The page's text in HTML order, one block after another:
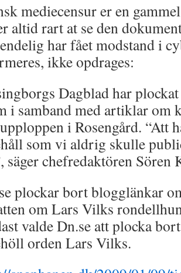
mediecensur er en
altid rart at se den
har fået modstand i
ikke opdrages:
Dagblad har
i samband med artiklar om
i Rosengård. “Att
som vi aldrig skulle
säger chefredaktören Sören
plockar bort blogglänkar
om Lars Vilks
valde Dn.se att plocka
orden Lars Vilks.